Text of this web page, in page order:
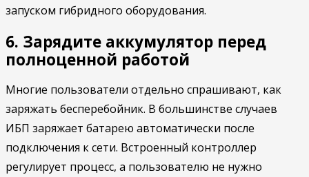
запуском гибридного оборудования.
6. Зарядите аккумулятор перед
полноценной работой
Многие пользователи отдельно спрашивают, как
заряжать бесперебойник. В большинстве случаев
ИБП заряжает батарею автоматически после
подключения к сети. Встроенный контроллер
регулирует процесс, а пользователю не нужно